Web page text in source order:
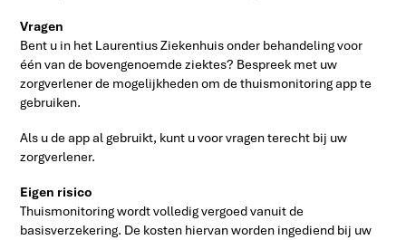
Vragen
Bent u in het Laurentius Ziekenhuis onder behandeling voor
één van de bovengenoemde ziektes? Bespreek met uw
zorgverlener de mogelijkheden om de thuismonitoring app te
gebruiken.
Als u de app al gebruikt, kunt u voor vragen terecht bij uw
zorgverlener.
Eigen risico
Thuismonitoring wordt volledig vergoed vanuit de
basisverzekering. De kosten hiervan worden ingediend bij uw